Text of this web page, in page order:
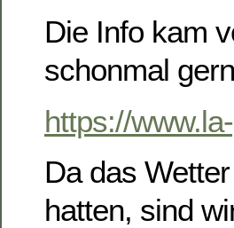
Die Info kam
schonmal
https://
Da das
hatten, sind